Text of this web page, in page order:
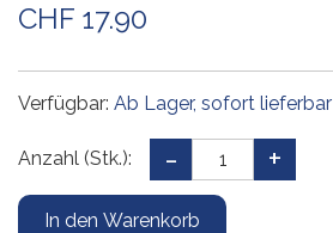
CHF 17.90
Verfügbar: Ab Lager, sofort lieferbar
Anzahl (Stk.):